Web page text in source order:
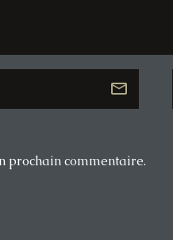
prochain commentaire.